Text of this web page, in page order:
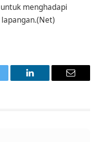
menghadapi
LinkedIn Email